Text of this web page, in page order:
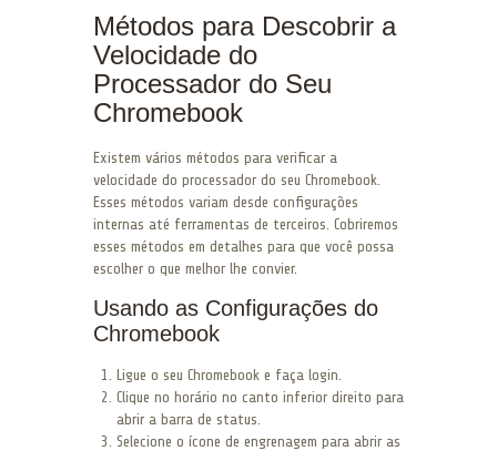
Métodos para Descobrir a
Velocidade do
Processador do Seu
Chromebook
Existem vários métodos para verificar a
velocidade do processador do seu Chromebook.
Esses métodos variam desde configurações
internas até ferramentas de terceiros. Cobriremos
esses métodos em detalhes para que você possa
escolher o que melhor lhe convier.
Usando as Configurações do
Chromebook
Ligue o seu Chromebook e faça login.
Clique no horário no canto inferior direito para
abrir a barra de status.
Selecione o ícone de engrenagem para abrir as